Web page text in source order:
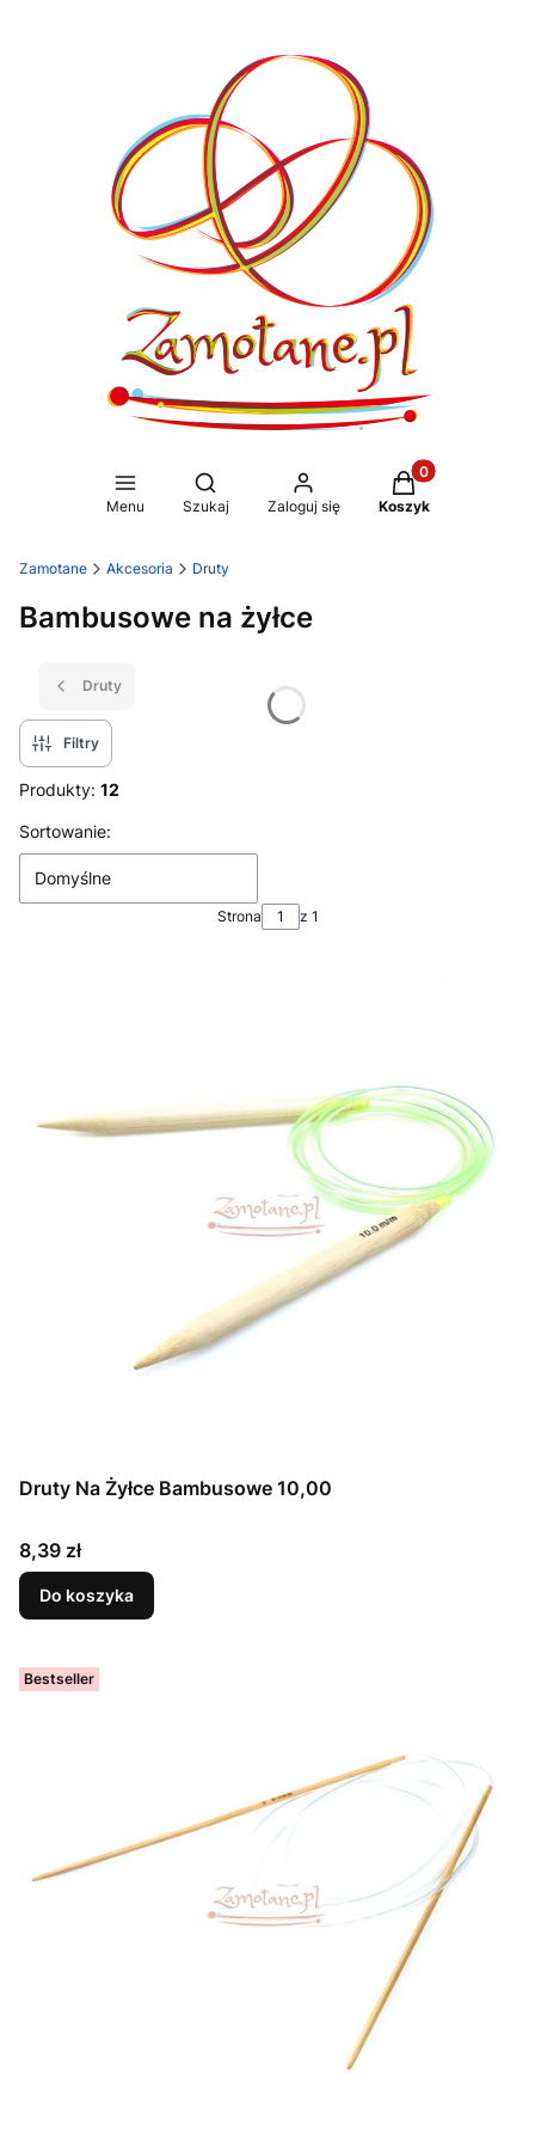
Menu
Otwórz wyszukiwarkę
Szukaj Zaloguj się
Produkty w
Koszyk
Zamotane Akcesoria Druty
Bambusowe na żyłce
Druty
Filtry
Produkty: 12
Lista produktów
Sortowanie:
Domyślne
Strona z 1
Druty Na Żyłce Bambusowe 10,00
Cena
8,39 zł
Do koszyka
Bestseller